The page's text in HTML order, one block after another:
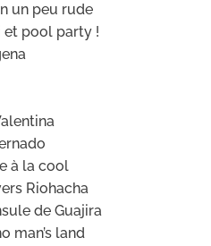
un peu rude
et pool party !
à la cool
Riohacha
de Guajira
man’s land